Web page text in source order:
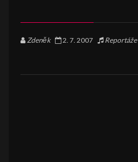
Zdeněk 2. 7. 2007 Reportáže